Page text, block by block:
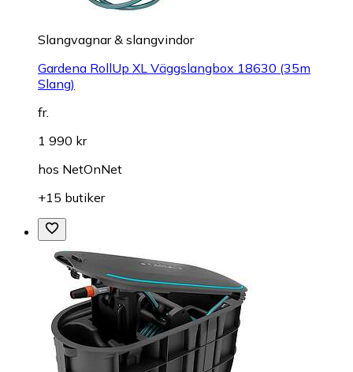
Slangvagnar & slangvindor
Gardena RollUp XL Väggslangbox 18630 (35m
Slang)
fr.
1 990 kr
hos NetOnNet
+15 butiker